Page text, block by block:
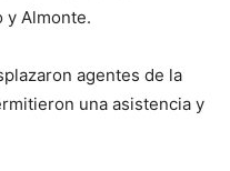
y Almonte.
agentes de la
una asistencia y